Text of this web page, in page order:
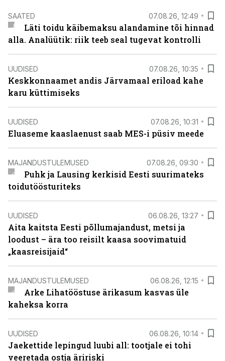
SAATED 07.08.26, 12:49
Läti toidu käibemaksu alandamine tõi hinnad
alla. Analüütik: riik teeb seal tugevat kontrolli
UUDISED 07.08.26, 10:35
Keskkonnaamet andis Järvamaal eriload kahe
karu küttimiseks
UUDISED 07.08.26, 10:31
Eluaseme kaaslaenust saab MES-i püsiv meede
MAJANDUSTULEMUSED 07.08.26, 09:30
Puhk ja Lausing kerkisid Eesti suurimateks
toidutöösturiteks
UUDISED 06.08.26, 13:27
Aita kaitsta Eesti põllumajandust, metsi ja
loodust – ära too reisilt kaasa soovimatuid
„kaasreisijaid“
MAJANDUSTULEMUSED 06.08.26, 12:15
Arke Lihatööstuse ärikasum kasvas üle
kaheksa korra
UUDISED 06.08.26, 10:14
Jaekettide lepingud luubi all: tootjale ei tohi
veeretada ostja äririski